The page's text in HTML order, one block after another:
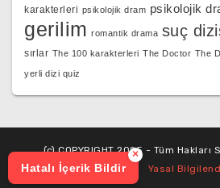
karakterleri psikolojik dram psikolojik
gerilim romantik drama suç
sırlar The 100 karakterleri The Doctor The
yerli dizi quiz
(c) COPYRIGHT 2025 - Tüm Hakları
Yasal
Hatalı İçerik Bildir
×